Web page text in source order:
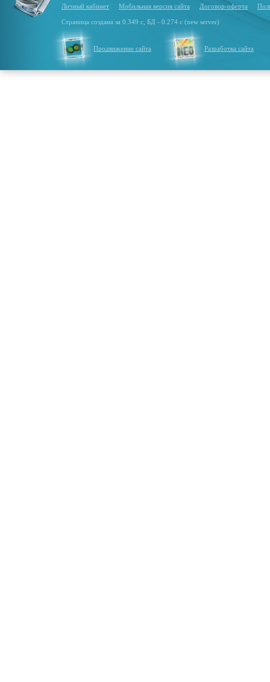
Личный кабинет Мобильная версия сайта Договор-оферта
Страница создана за 0.349 с, БД - 0.274 с (new server)
Продвижение сайта Разработка сайта